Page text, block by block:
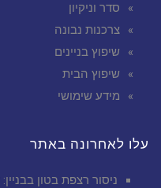
סדר וניקיון
צרכנות נבונה
שיפוץ בניינים
שיפוץ הבית
מידע שימושי
עלו לאחרונה באתר
ניסור רצפת בטון